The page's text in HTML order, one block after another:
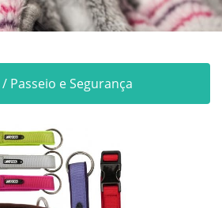
/ Passeio e Segurança